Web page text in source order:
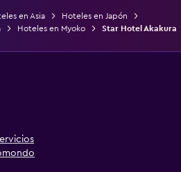
en Asia
Hoteles en Japón
Hoteles en Myoko Star Hotel Akakura